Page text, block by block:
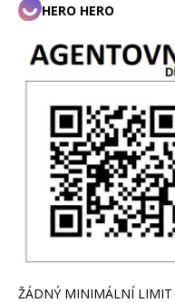
HERO HERO
ŽÁDNÝ MINIMÁLNÍ LIMIT